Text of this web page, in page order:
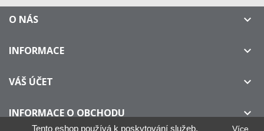
Tento eshop používá k poskytování služeb, Více
O NÁS 
INFORMACE 
VÁŠ ÚČET 
INFORMACE O OBCHODU 